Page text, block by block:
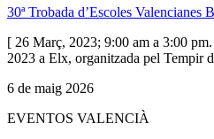
30ª Trobada d’Escoles
[ 26 Març, 2023; 9:00 am a 3:00
2023 a Elx, organitzada pel Tempir
6 de maig 2026
EVENTOS VALENCIÀ